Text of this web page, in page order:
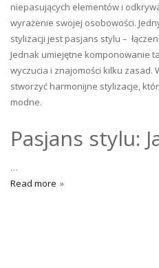
niepasujących elementów i
wyrażenie swojej osobowości.
stylizacji jest pasjans stylu –
Jednak umiejętne komponowanie
wyczucia i znajomości kilku zasad.
stworzyć harmonijne stylizacje,
modne.
Pasjans stylu:
…
Read more